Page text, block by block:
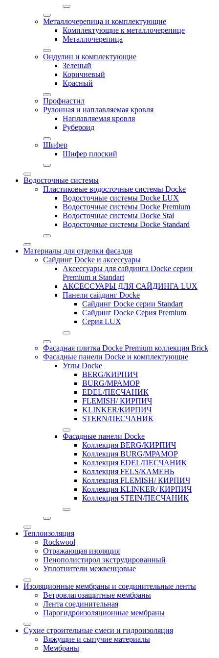
Металлочерепица и комплектующие
Комплектующие к металлочерепице
Металлочерепица
Ондулин и комплектующие
Зеленый
Коричневый
Красный
Профнастил
Рулонная и наплавляемая кровля
Наплавляемая кровля
Рубероид
Шифер
Шифер плоский
Водосточные системы
Пластиковые водосточные системы Docke
Водосточные системы Docke LUX
Водосточные системы Docke Premium
Водосточные системы Docke Stal
Водосточные системы Docke Standard
Материалы для отделки фасадов
Сайдинг Docke и аксессуары
Аксессуары для сайдинга Docke серии
Premium и Standart
АКСЕССУАРЫ ДЛЯ САЙДИНГА LUX
Панели сайдинг Docke
Cайдинг Docke серии Standart
Сайдинг Docke Серия Premium
Серия LUX
Фасадная плитка Docke Premium коллекция Brick
Фасадные панели Docke и комплектующие
Углы Docke
BERG/КИРПИЧ
BURG/МРАМОР
EDEL/ПЕСЧАНИК
FLEMISH/ КИРПИЧ
KLINKER/КИРПИЧ
STERN/ПЕСЧАНИК
Фасадные панели Docke
Коллекция BERG/КИРПИЧ
Коллекция BURG/МРАМОР
Коллекция EDEL/ПЕСЧАНИК
Коллекция FELS/КАМЕНЬ
Коллекция FLEMISH/ КИРПИЧ
Коллекция KLINKER/ КИРПИЧ
Коллекция STEIN/ПЕСЧАНИК
Теплоизоляция
Rockwool
Отражающая изоляция
Пенополистирол экструдированный
Уплотнители межвенцовые
Изоляционные мембраны и соединительные ленты
Ветровлагозащитные мембраны
Лента соединительная
Парогидроизоляционные мембраны
Сухие строительные смеси и гидроизоляция
Вяжущие и сыпучие материалы
Мембраны